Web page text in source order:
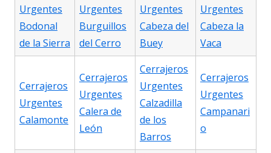
Urgentes
Bodonal
de la Sierra
Urgentes
Burguillos
del Cerro
Urgentes
Cabeza del
Buey
Urgentes
Cabeza la
Vaca
Cerrajeros
Urgentes
Calamonte
Cerrajeros
Urgentes
Calera de
León
Cerrajeros
Urgentes
Calzadilla
de los
Barros
Cerrajeros
Urgentes
Campanari
o